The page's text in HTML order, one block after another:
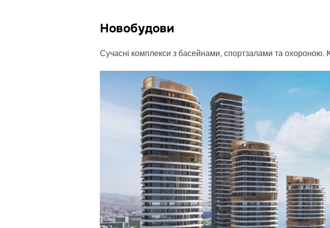
Новобудови
Сучасні комплекси з басейнами, спортзалами та охороною.